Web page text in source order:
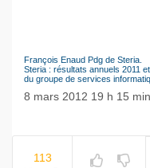
NOW PLAYING
François Enaud Pdg de Steria.
Steria : résultats annuels 2011
du groupe de services
8 mars 2012 19 h 15 min
113